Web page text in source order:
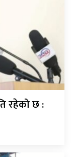
रहेको छ :